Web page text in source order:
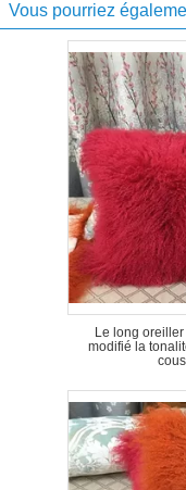
Vous pourriez
Le long
modifié la